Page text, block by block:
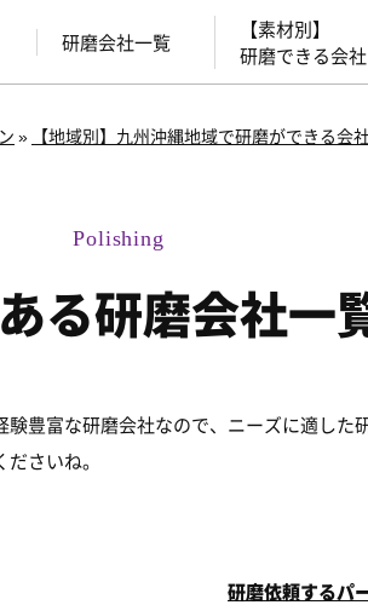
研磨会社一覧
【素材別】
研磨できる会社
» 【地域別】九州沖縄地域で研磨ができる会
る研磨会社一
豊富な研磨会社なので、ニーズに適した
さいね。
研磨依頼するパ